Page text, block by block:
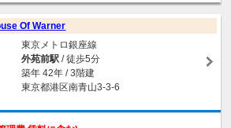
Of Warner
東京メトロ銀座線
外苑前駅/ 徒歩5分
築年 42年 / 3階建
東京都港区南青山3-3-6